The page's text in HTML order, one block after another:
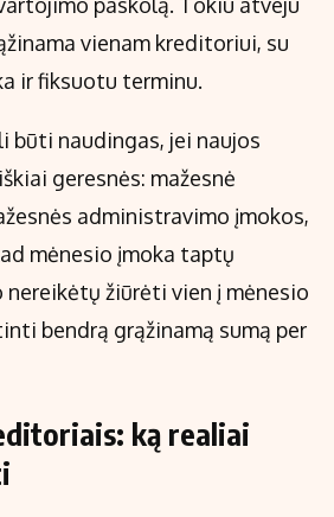
vienam kreditoriui, su
ir fiksuotu terminu.
būti naudingas, jei naujos
geresnės: mažesnė
administravimo įmokos,
mėnesio įmoka taptų
nereikėtų žiūrėti vien į mėnesio
bendrą grąžinamą sumą per
ką realiai